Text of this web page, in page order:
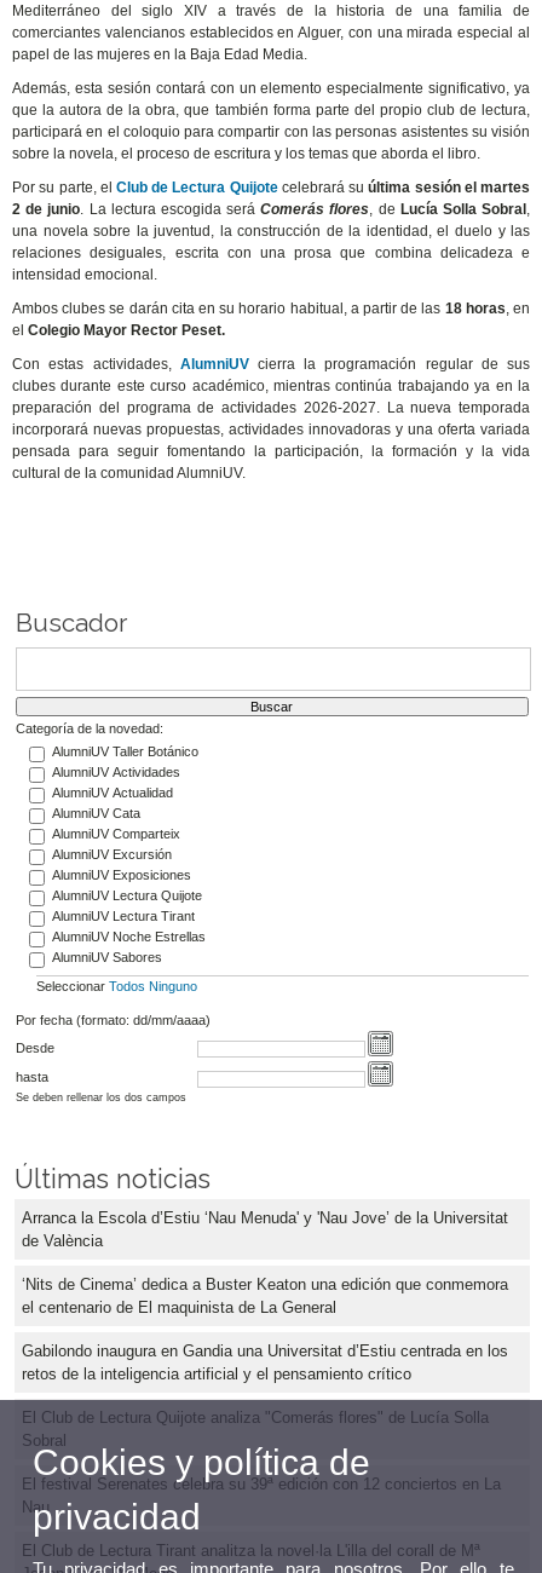
Mediterráneo del siglo XIV a través de la historia de una familia de
comerciantes valencianos establecidos en Alguer, con una mirada especial al
papel de las mujeres en la Baja Edad Media.
Además, esta sesión contará con un elemento especialmente significativo, ya
que la autora de la obra, que también forma parte del propio club de lectura,
participará en el coloquio para compartir con las personas asistentes su visión
sobre la novela, el proceso de escritura y los temas que aborda el libro.
Por su parte, el Club de Lectura Quijotecelebrará suúltima sesión el martes
2 de junio. La lectura escogida seráComerás flores, de Lucía Solla Sobral,
una novela sobre la juventud, la construcción de la identidad, el duelo y las
relaciones desiguales, escrita con una prosa que combina delicadeza e
intensidad emocional.
Ambos clubes se darán cita en su horario habitual, a partir de las 18 horas , en
elColegio Mayor Rector Peset.
Con estas actividades, AlumniUVcierra la programación regular de sus
clubes durante este curso académico, mientras continúa trabajando ya en la
preparación del programa de actividades 2026-2027. La nueva temporada
incorporará nuevas propuestas, actividades innovadoras y una oferta variada
pensada para seguir fomentando la participación, la formación y la vida
cultural de la comunidad AlumniUV.
Buscador
Categoría de la novedad:
AlumniUV Taller Botánico
AlumniUV Actividades
AlumniUV Actualidad
AlumniUV Cata
AlumniUV Comparteix
AlumniUV Excursión
AlumniUV Exposiciones
AlumniUV Lectura Quijote
AlumniUV Lectura Tirant
AlumniUV Noche Estrellas
AlumniUV Sabores
Seleccionar Todos Ninguno
Por fecha (formato: dd/mm/aaaa)
Desde
hasta
Se deben rellenar los dos campos
Últimas noticias
Arranca la Escola d’Estiu ‘Nau Menuda' y 'Nau Jove’ de la Universitat
de València
‘Nits de Cinema’ dedica a Buster Keaton una edición que conmemora
el centenario de El maquinista de La General
Gabilondo inaugura en Gandia una Universitat d’Estiu centrada en los
retos de la inteligencia artificial y el pensamiento crítico
El Club de Lectura Quijote analiza "Comerás flores" de Lucía Solla
Sobral
El festival Serenates celebra su 39ª edición con 12 conciertos en La
Nau
El Club de Lectura Tirant analitza la novel·la L'illa del corall de Mª
Cookies y política de
privacidad
Tu privacidad es importante para nosotros. Por ello te